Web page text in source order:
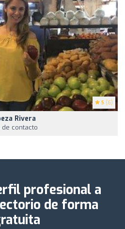
5 (6)
Rivera
contacto
profesional a
de forma